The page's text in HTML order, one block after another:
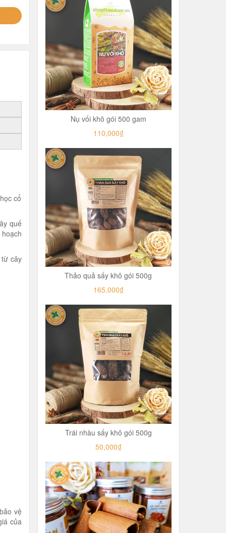
cổ
quế
cây
vệ
của
Nụ vối khô gói 500 gam
110,000₫
Thảo quả sấy khô gói 500g
165,000₫
Trái nhàu sấy khô gói 500g
50,000₫